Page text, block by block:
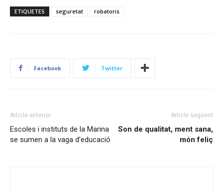
ETIQUETES seguretat robatoris
Facebook Twitter
Article anterior
Escoles i instituts de la Marina
se sumen a la vaga d’educació
Article següent
Son de qualitat, ment sana,
món feliç